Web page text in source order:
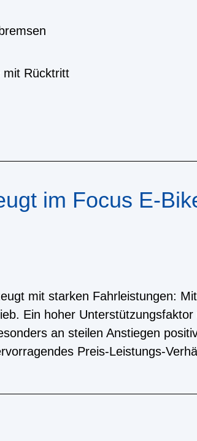
mit Rücktritt
im Focus E-
mit starken Fahrleistungen:
Ein hoher
an steilen Anstiegen
Preis-Leistungs-